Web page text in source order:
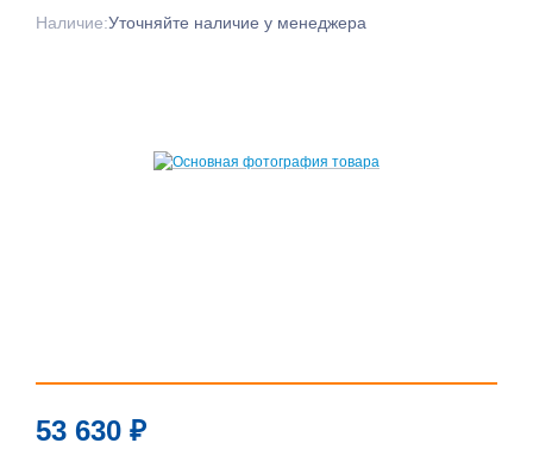
Наличие:Уточняйте наличие у менеджера
53 630 ₽